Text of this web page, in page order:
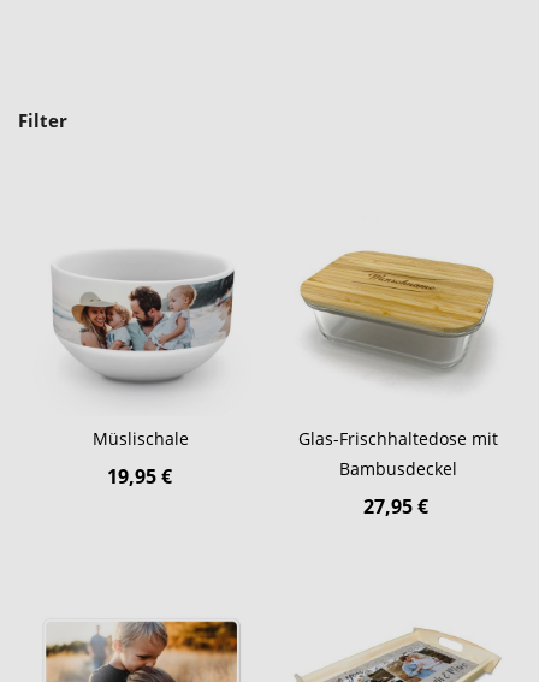
Filter
Müslischale
19,95 €
Glas-Frischhaltedose mit
Bambusdeckel
27,95 €